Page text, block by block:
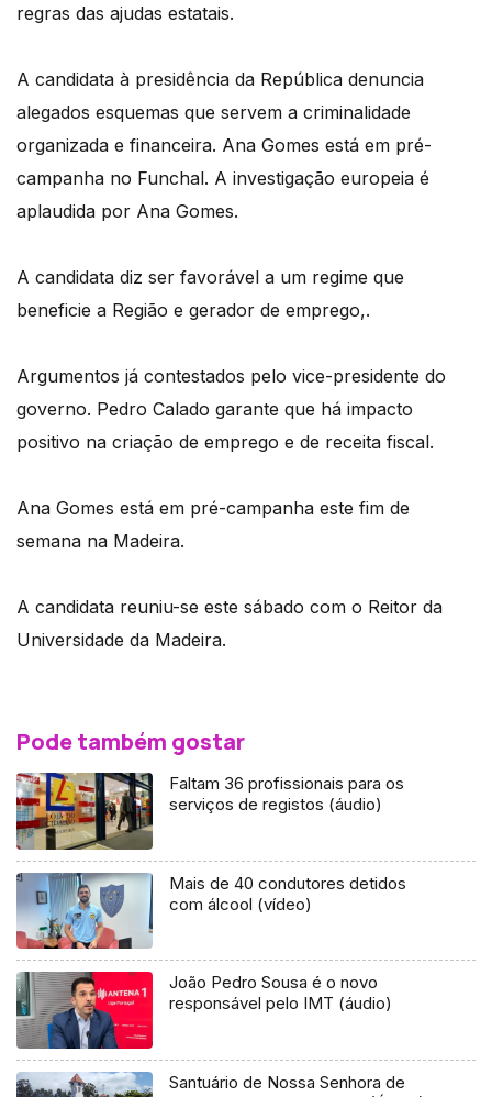
regras das ajudas estatais.
A candidata à presidência da República denuncia
alegados esquemas que servem a criminalidade
organizada e financeira. Ana Gomes está em pré-
campanha no Funchal. A investigação europeia é
aplaudida por Ana Gomes.
A candidata diz ser favorável a um regime que
beneficie a Região e gerador de emprego,.
Argumentos já contestados pelo vice-presidente do
governo. Pedro Calado garante que há impacto
positivo na criação de emprego e de receita fiscal.
Ana Gomes está em pré-campanha este fim de
semana na Madeira.
A candidata reuniu-se este sábado com o Reitor da
Universidade da Madeira.
Pode também gostar
Faltam 36 profissionais para os
serviços de registos (áudio)
Mais de 40 condutores detidos
com álcool (vídeo)
João Pedro Sousa é o novo
responsável pelo IMT (áudio)
Santuário de Nossa Senhora de